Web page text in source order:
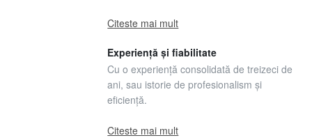
Citeste mai mult
Experiență și fiabilitate
Cu o experiență consolidată de treizeci de
ani, sau istorie de profesionalism și
eficiență.
Citeste mai mult